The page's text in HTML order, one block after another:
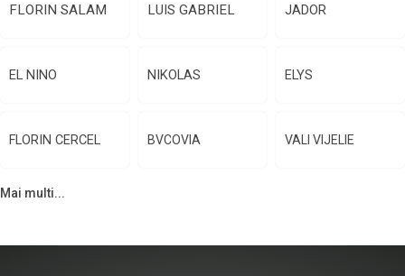
FLORIN SALAM LUIS GABRIEL JADOR
EL NINO NIKOLAS ELYS
FLORIN CERCEL BVCOVIA VALI VIJELIE
Mai multi...